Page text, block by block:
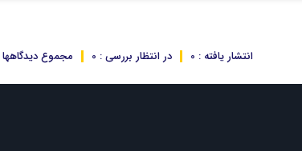
مجموع دیدگاهها : در انتظار بررسی : 0 انتشار یافته : 0